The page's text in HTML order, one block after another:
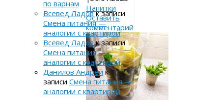
Напитки
Оставить
комментарий
по варнам
Всевед Ладовк записи
Смена питания —
аналогии с квартирой
Всевед Ладовк записи
Смена питания —
аналогии с квартирой
Данилов Андрей к
записи Смена питания —
аналогии с квартирой